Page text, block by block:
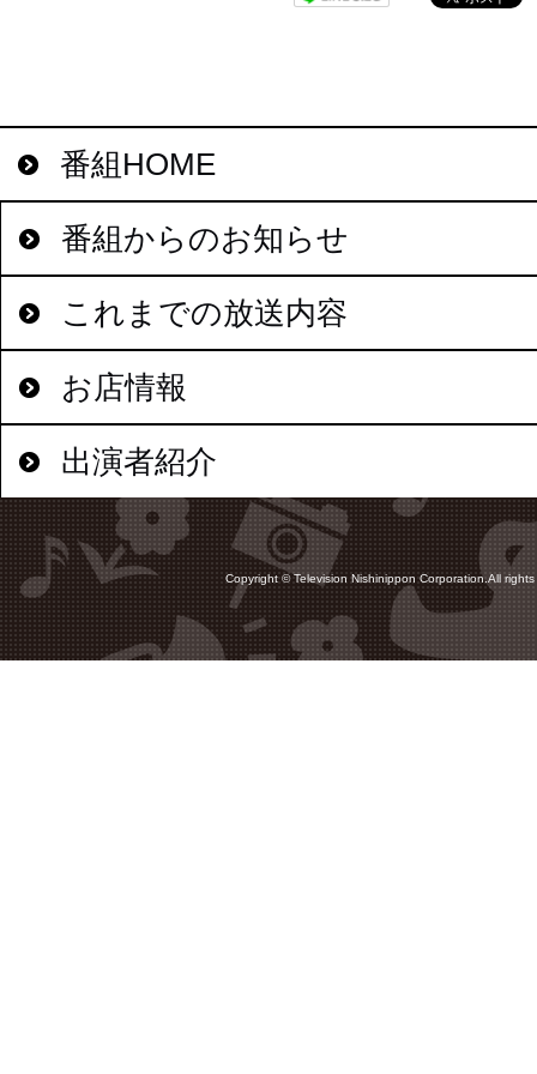
番組HOME
番組からのお知らせ
これまでの放送内容
お店情報
出演者紹介
Copyright © Television Nishinippon Corporation.All